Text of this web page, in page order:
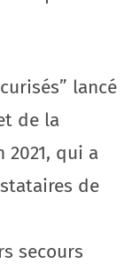
lancé
de la
2021, qui a
de
secours